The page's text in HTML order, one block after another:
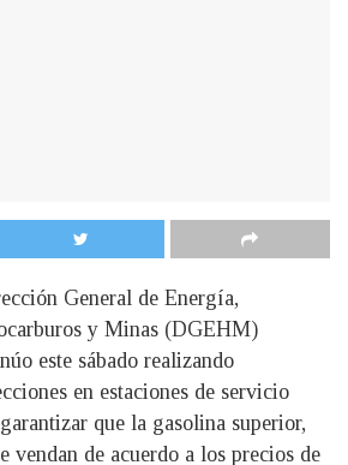
General de Energía,
y Minas (DGEHM)
este sábado realizando
en estaciones de servicio
que la gasolina superior,
vendan de acuerdo a los precios de